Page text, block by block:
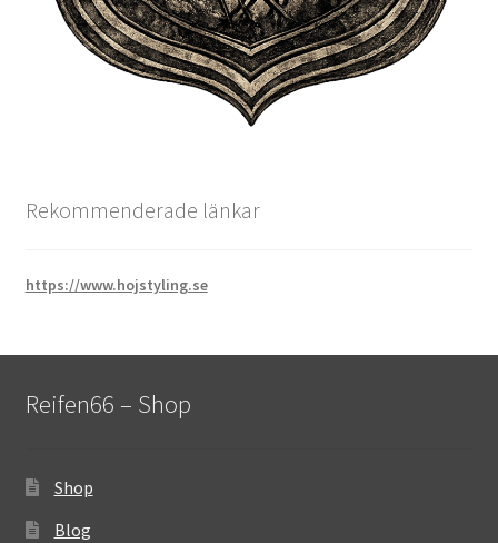
Rekommenderade länkar
https://www.hojstyling.se
Reifen66 – Shop
Shop
Blog